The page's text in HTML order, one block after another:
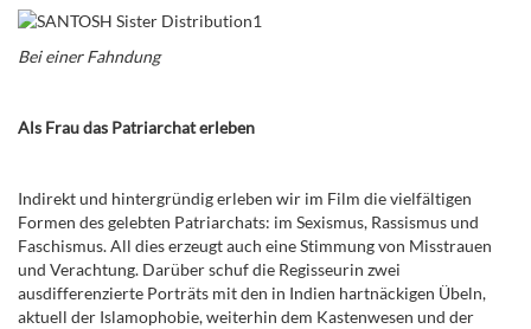
Bei einer Fahndung
Als Frau das Patriarchat erleben
Indirekt und hintergründig erleben wir im Film die vielfältigen
Formen des gelebten Patriarchats: im Sexismus, Rassismus und
Faschismus. All dies erzeugt auch eine Stimmung von Misstrauen
und Verachtung. Darüber schuf die Regisseurin zwei
ausdifferenzierte Porträts mit den in Indien hartnäckigen Übeln,
aktuell der Islamophobie, weiterhin dem Kastenwesen und der